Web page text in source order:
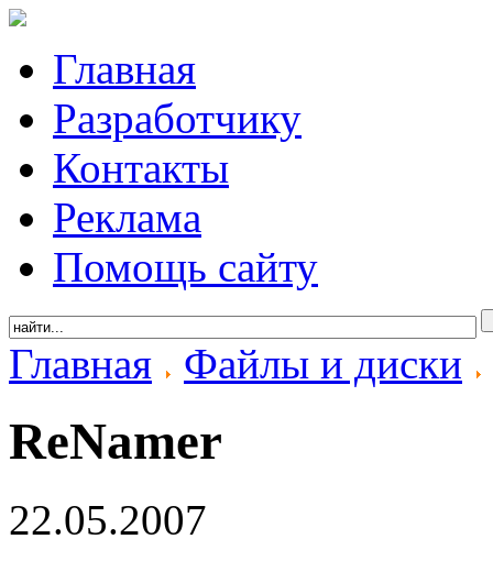
Главная
Разработчику
Контакты
Реклама
Помощь сайту
Главная Файлы и диски
ReNamer
22.05.2007